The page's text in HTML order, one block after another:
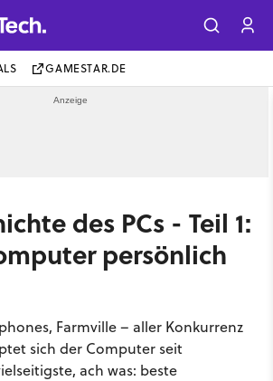
GAMESTAR.DE
des PCs - Teil 1:
persönlich
Farmville – aller Konkurrenz
sich der Computer seit
ach was: beste